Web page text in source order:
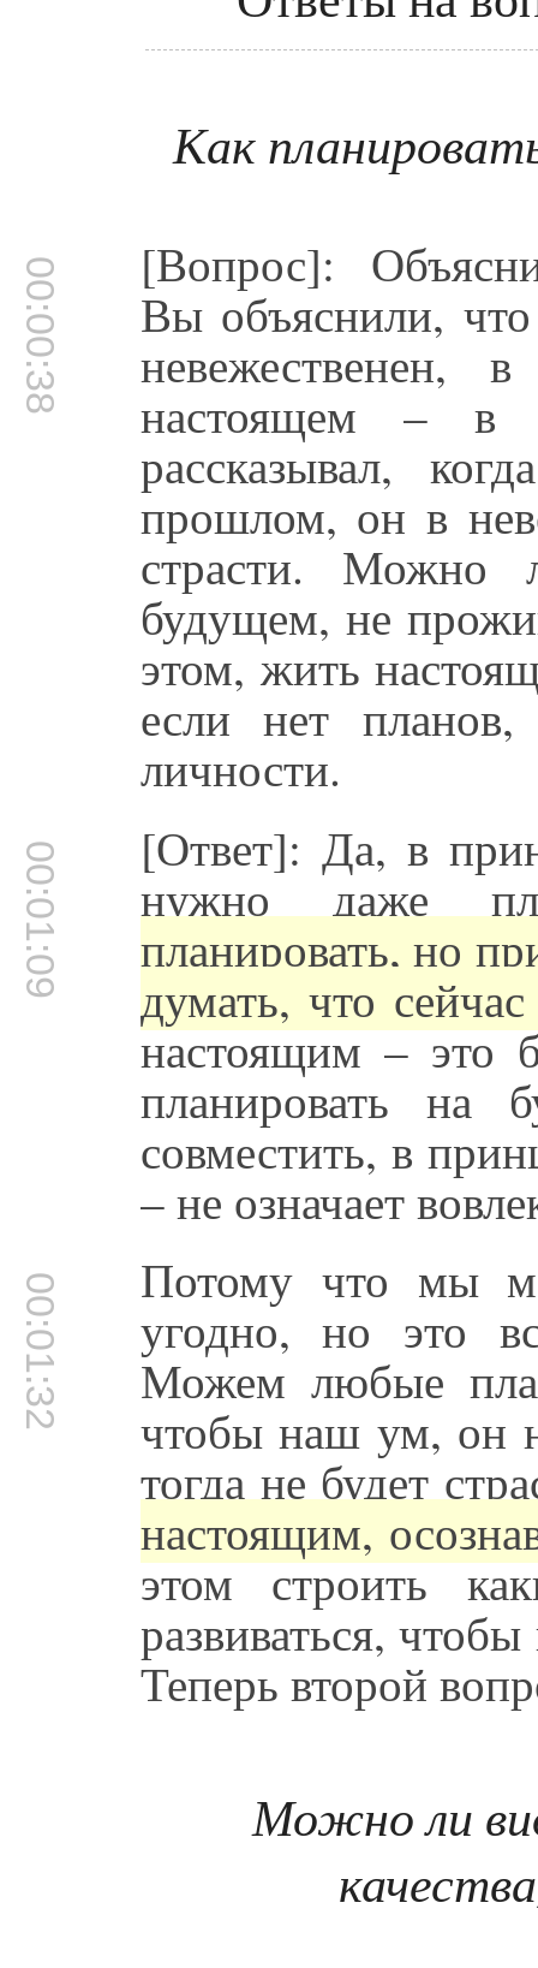
Как
00:00:38 [Вопрос]:
Вы объяснили,
настоящем – в
рассказывал,
прошлом, он в
страсти. Можно
будущем, не
этом, жить
если нет
личности.
00:01:09 [Ответ]: Да, в
нужно даже
планировать, но
думать, что
настоящим – это
планировать на
совместить, в
– не означает
00:01:32 Потому что мы
угодно, но это
Можем любые
чтобы наш ум, он
тогда не будет
настоящим,
этом строить
развиваться,
Теперь второй
Можно ли